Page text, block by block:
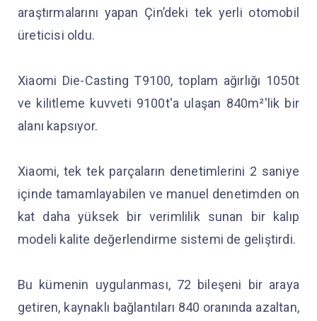
araştırmalarını yapan Çin’deki tek yerli otomobil
üreticisi oldu.
Xiaomi Die-Casting T9100, toplam ağırlığı 1050t
ve kilitleme kuvveti 9100t'a ulaşan 840m²'lik bir
alanı kapsıyor.
Xiaomi, tek tek parçaların denetimlerini 2 saniye
içinde tamamlayabilen ve manuel denetimden on
kat daha yüksek bir verimlilik sunan bir kalıp
modeli kalite değerlendirme sistemi de geliştirdi.
Bu kümenin uygulanması, 72 bileşeni bir araya
getiren, kaynaklı bağlantıları 840 oranında azaltan,